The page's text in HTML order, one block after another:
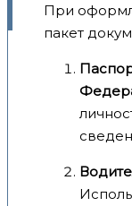
При
пакет